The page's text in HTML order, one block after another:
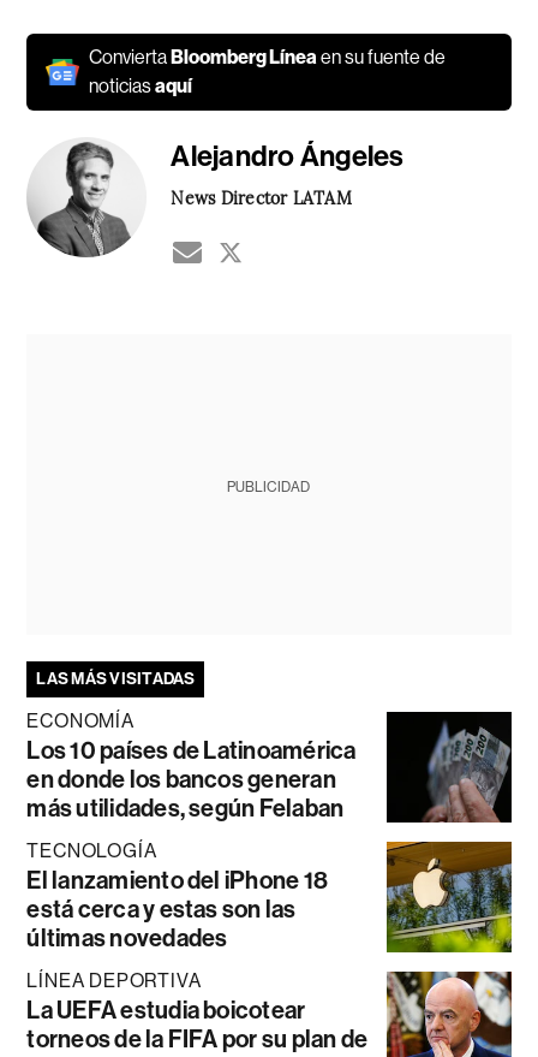
ConviertaBloomberg Líneaen su fuente de
noticiasaquí
Alejandro Ángeles
News Director LATAM
PUBLICIDAD
LAS MÁS VISITADAS
ECONOMÍA
Los 10 países de Latinoamérica
en donde los bancos generan
más utilidades, según Felaban
TECNOLOGÍA
El lanzamiento del iPhone 18
está cerca y estas son las
últimas novedades
LÍNEA DEPORTIVA
La UEFA estudia boicotear
torneos de la FIFA por su plan de